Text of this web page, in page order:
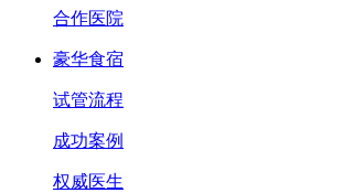
合作医院
豪华食宿
试管流程
成功案例
权威医生